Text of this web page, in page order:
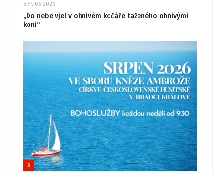
SRP, 06 2026
„Do nebe vjel v ohnivém kočáře taženého ohnivými
koni“
3